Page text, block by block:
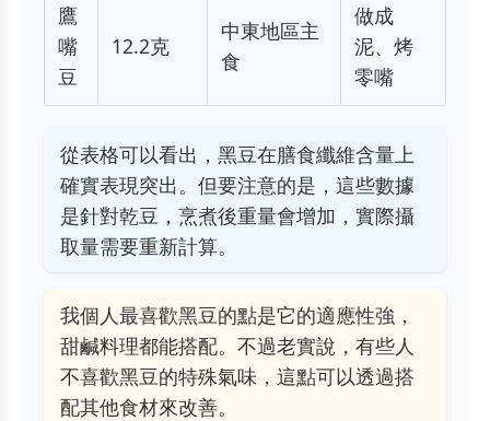
鷹
嘴
豆
12.2克
中東地區主
食
做成
泥、烤
零嘴
從表格可以看出，黑豆在膳食纖維含量上
確實表現突出。但要注意的是，這些數據
是針對乾豆，烹煮後重量會增加，實際攝
取量需要重新計算。
我個人最喜歡黑豆的點是它的適應性強，
甜鹹料理都能搭配。不過老實說，有些人
不喜歡黑豆的特殊氣味，這點可以透過搭
配其他食材來改善。